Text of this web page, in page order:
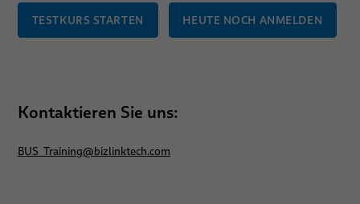
TESTKURS STARTEN HEUTE NOCH ANMELDEN
Kontaktieren Sie uns:
BUS_Training@bizlinktech.com